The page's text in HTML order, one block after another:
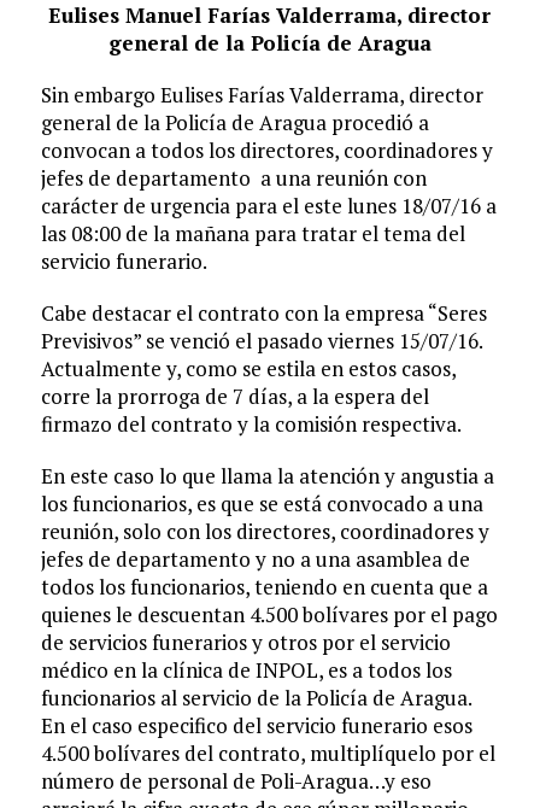
Eulises Manuel Farías Valderrama, director
general de la Policía de Aragua
Sin embargo Eulises Farías Valderrama, director
general de la Policía de Aragua procedió a
convocan a todos los directores, coordinadores y
jefes de departamento a una reunión con
carácter de urgencia para el este lunes 18/07/16 a
las 08:00 de la mañana para tratar el tema del
servicio funerario.
Cabe destacar el contrato con la empresa “Seres
Previsivos” se venció el pasado viernes 15/07/16.
Actualmente y, como se estila en estos casos,
corre la prorroga de 7 días, a la espera del
firmazo del contrato y la comisión respectiva.
En este caso lo que llama la atención y angustia a
los funcionarios, es que se está convocado a una
reunión, solo con los directores, coordinadores y
jefes de departamento y no a una asamblea de
todos los funcionarios, teniendo en cuenta que a
quienes le descuentan 4.500 bolívares por el pago
de servicios funerarios y otros por el servicio
médico en la clínica de INPOL, es a todos los
funcionarios al servicio de la Policía de Aragua.
En el caso especifico del servicio funerario esos
4.500 bolívares del contrato, multiplíquelo por el
número de personal de Poli-Aragua…y eso